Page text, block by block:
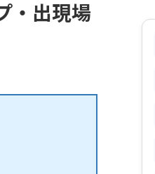
・出現場